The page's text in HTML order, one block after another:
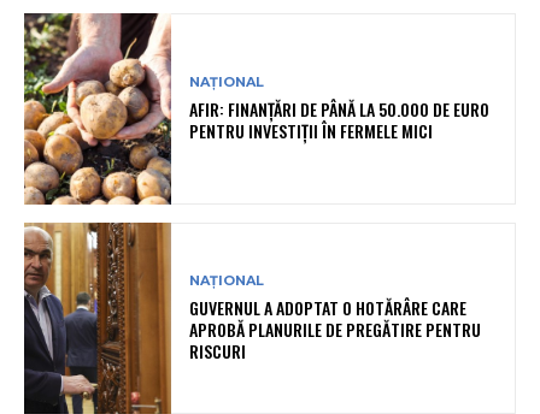
NAȚIONAL
AFIR: FINANȚĂRI DE PÂNĂ LA 50.000 DE EURO
PENTRU INVESTIȚII ÎN FERMELE MICI
NAȚIONAL
GUVERNUL A ADOPTAT O HOTĂRÂRE CARE
APROBĂ PLANURILE DE PREGĂTIRE PENTRU
RISCURI